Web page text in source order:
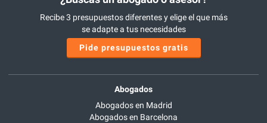
Recibe 3 presupuestos diferentes y elige el que más
se adapte a tus necesidades
Pide presupuestos gratis
Abogados
Abogados en Madrid
Abogados en Barcelona